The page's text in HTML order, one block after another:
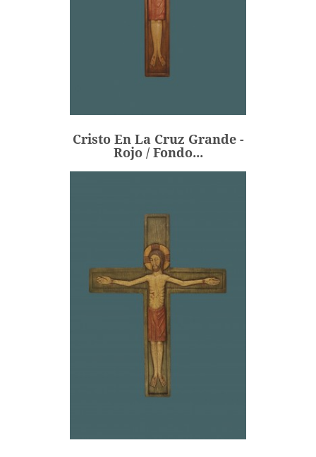
Cristo En La Cruz Grande -
Rojo / Fondo...
Cristo En La Cruz Grande -
Precio
243,00 €
AÑADIR
Precio
243,00 €